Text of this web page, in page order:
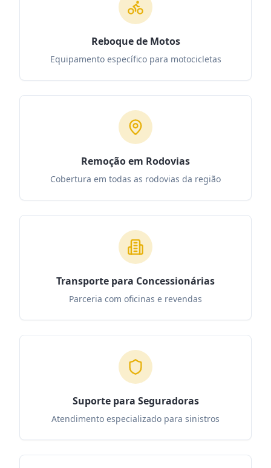
Reboque de Motos
Equipamento específico para motocicletas
Remoção em Rodovias
Cobertura em todas as rodovias da região
Transporte para Concessionárias
Parceria com oficinas e revendas
Suporte para Seguradoras
Atendimento especializado para sinistros